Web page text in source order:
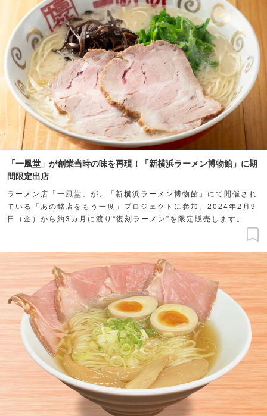
「一風堂」が創業当時の味を再現！「新横浜ラーメン博物館」に期
間限定出店
ラーメン店「一風堂」が、「新横浜ラーメン博物館」にて開催され
ている「あの銘店をもう一度」プロジェクトに参加。2024年2月9
日（金）から約3カ月に渡り“復刻ラーメン”を限定販売します。